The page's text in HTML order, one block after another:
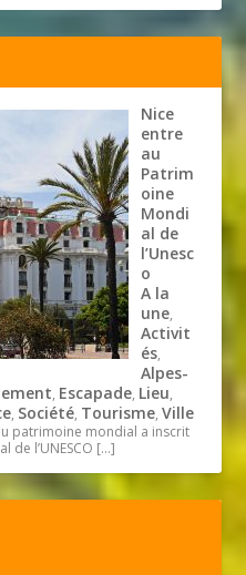
Nice
entre
au
Patrim
oine
Mondi
al de
l’Unesc
o
A la
une,
Activit
és,
Alpes-
, Escapade, Lieu,
, Société, Tourisme,Ville
patrimoine mondial a inscrit
l’UNESCO […]